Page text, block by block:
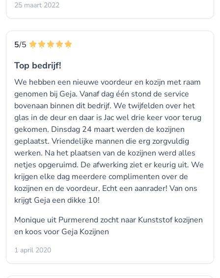
25 maart 2022
5/5
Top bedrijf!
We hebben een nieuwe voordeur en kozijn met raam
genomen bij Geja. Vanaf dag één stond de service
bovenaan binnen dit bedrijf. We twijfelden over het
glas in de deur en daar is Jac wel drie keer voor terug
gekomen. Dinsdag 24 maart werden de kozijnen
geplaatst. Vriendelijke mannen die erg zorgvuldig
werken. Na het plaatsen van de kozijnen werd alles
netjes opgeruimd. De afwerking ziet er keurig uit. We
krijgen elke dag meerdere complimenten over de
kozijnen en de voordeur. Echt een aanrader! Van ons
krijgt Geja een dikke 10!
Monique uit Purmerend zocht naar Kunststof kozijnen
en koos voor Geja Kozijnen
1 april 2020